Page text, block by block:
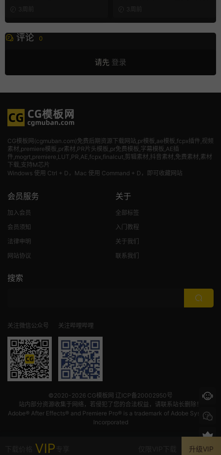
VIP 升级VIP
3周前 3周前
评论 0
请先 登录
CG模板网(cgmuban.com)免费后期资源下载网站,pr模板,ae模板,fcpx插件,视频
素材 ,premiere模板,pr素材,PR片头模板,pr免费模板,字幕模板,AE插
件,mogrt,premiere,LUT,PR,AE,fcpx,finalcut,剪辑素材,抖音素材,免费素材,素材
下载,支持M芯片
Windows 使用 Ctrl + D，Mac 使用 Command + D，即可收藏网站
会员服务
加入会员
会员须知
法律申明
网站协议
关于
全部标签
入门教程
关于我们
联系我们
搜索
关注微信公众号 关注哔哩哔哩
©2020-2026 CG模板网 辽ICP备20002950号
站内部分资源收集于网络，若侵犯了您的合法权益，请联系站长删除！
Adobe® After Effects® and Premiere Pro® is a trademark of Adobe Systems
Incorporated